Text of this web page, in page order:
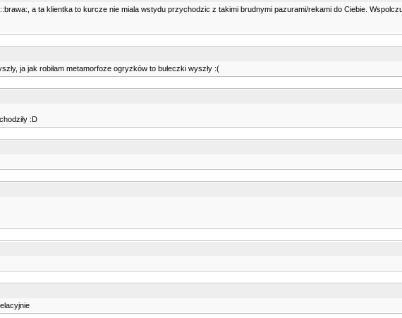
a ta klientka to kurcze nie miala wstydu przychodzic z takimi brudnymi pazurami/rekami do Ciebie.
ja jak robiłam metamorfoze ogryzków to bułeczki wyszły :(
:D